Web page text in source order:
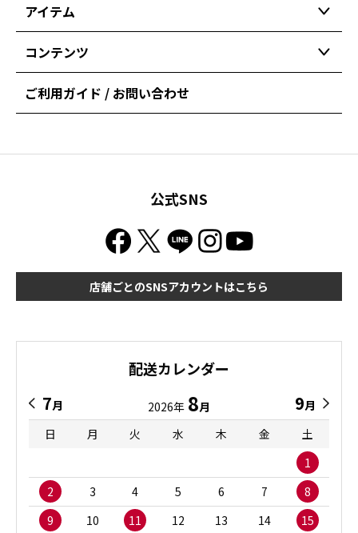
アイテム
コンテンツ
ご利用ガイド / お問い合わせ
公式SNS
店舗ごとのSNSアカウントはこちら
配送カレンダー
7月 2026年 8月 9月
日
月 火 水 木 金
土
1
2
3 4 5 6 7
8
9
10 11 12 13 14 15